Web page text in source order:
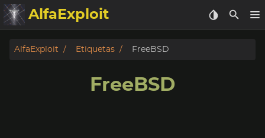
AlfaExploit
Categorias
AlfaExploit Etiquetas FreeBSD
FreeBSD